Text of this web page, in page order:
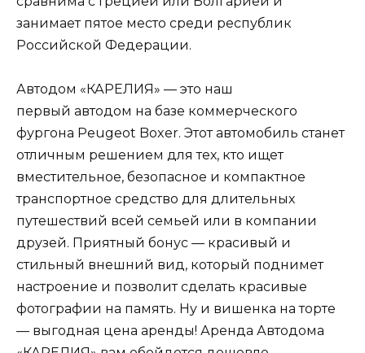
занимает пятое место среди республик
Российской Федерации.
Автодом «КАРЕЛИЯ» — это наш
первый автодом на базе коммерческого
фургона Peugeot Boxer. Этот автомобиль станет
отличным решением для тех, кто ищет
вместительное, безопасное и компактное
транспортное средство для длительных
путешествий всей семьей или в компании
друзей. Приятный бонус — красивый и
стильный внешний вид, который поднимет
настроение и позволит сделать красивые
фотографии на память. Ну и вишенка на торте
— выгодная цена аренды! Аренда Автодома